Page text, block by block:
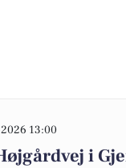
13:00
i